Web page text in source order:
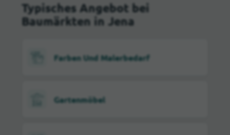
Typisches Angebot bei
Baumärkten in Jena
Farben Und Malerbedarf
Gartenmöbel